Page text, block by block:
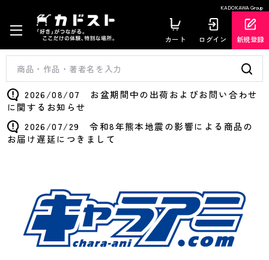
KADOKAWA Group
カート ログイン 新規登録
2026/08/07 お盆期間中の出荷およびお問い合わせ
に関するお知らせ
2026/07/29 令和8年熊本地震の影響による商品の
お届け遅延につきまして